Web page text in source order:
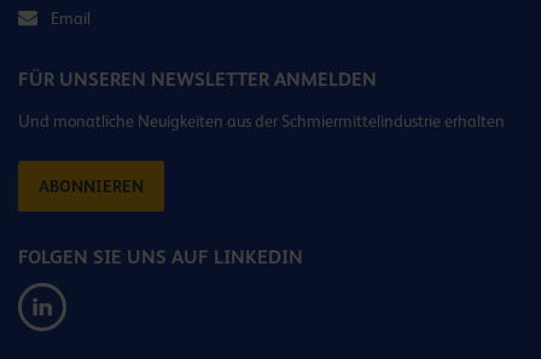
Email
FÜR UNSEREN NEWSLETTER ANMELDEN
Und monatliche Neuigkeiten aus der Schmiermittelindustrie erhalten
ABONNIEREN
FOLGEN SIE UNS AUF LINKEDIN